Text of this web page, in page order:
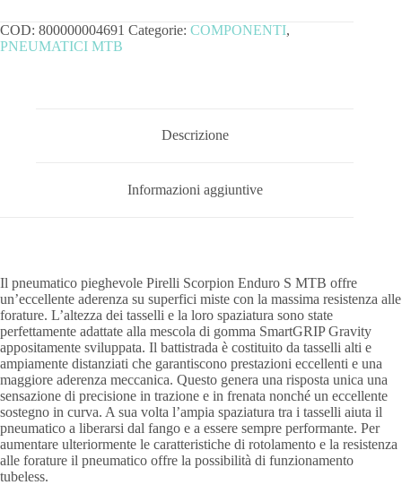
COD: 800000004691 Categorie: COMPONENTI,
PNEUMATICI MTB
Descrizione
Informazioni aggiuntive
Il pneumatico pieghevole Pirelli Scorpion Enduro S MTB offre
un’eccellente aderenza su superfici miste con la massima resistenza alle
forature. L’altezza dei tasselli e la loro spaziatura sono state
perfettamente adattate alla mescola di gomma SmartGRIP Gravity
appositamente sviluppata. Il battistrada è costituito da tasselli alti e
ampiamente distanziati che garantiscono prestazioni eccellenti e una
maggiore aderenza meccanica. Questo genera una risposta unica una
sensazione di precisione in trazione e in frenata nonché un eccellente
sostegno in curva. A sua volta l’ampia spaziatura tra i tasselli aiuta il
pneumatico a liberarsi dal fango e a essere sempre performante. Per
aumentare ulteriormente le caratteristiche di rotolamento e la resistenza
alle forature il pneumatico offre la possibilità di funzionamento
tubeless.